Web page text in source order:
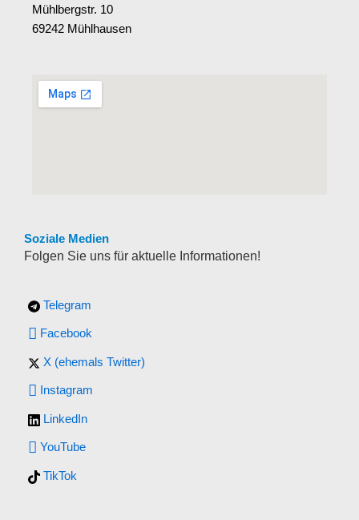
Mühlbergstr. 10
69242 Mühlhausen
Soziale Medien
Folgen Sie uns für aktuelle Informationen!
Telegram
Facebook
X (ehemals Twitter)
Instagram
LinkedIn
YouTube
TikTok